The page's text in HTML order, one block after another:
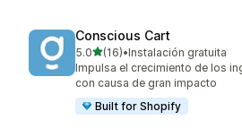
Conscious Cart
5.0de 5 estrellas
(16)
16 reseñas en total
•Instalación gratuita
Impulsa el crecimiento de los
con causa de gran impacto
Built for Shopify